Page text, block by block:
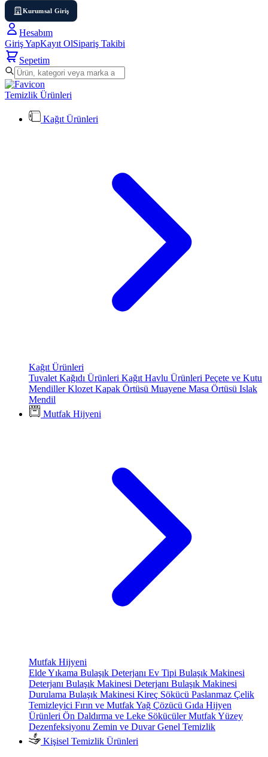
Kurumsal Giriş
Hesabım
Giriş YapKayıt OlSipariş Takibi
Sepetim
Temizlik Ürünleri
Kağıt Ürünleri
Kağıt Ürünleri
Tuvalet Kağıdı Ürünleri Kağıt Havlu Ürünleri Peçete ve Kutu
MendillerKlozet Kapak Örtüsü Muayene Masa Örtüsü Islak
Mendil
Mutfak Hijyeni
Mutfak Hijyeni
Elde Yıkama Bulaşık Deterjanı Ev Tipi Bulaşık Makinesi
Deterjanı Bulaşık Makinesi Deterjanı Bulaşık Makinesi
Durulama Bulaşık Makinesi Kireç Sökücü Paslanmaz Çelik
Temizleyici Fırın ve Mutfak Yağ Çözücü Gıda Hijyen
Ürünleri Ön Daldırma ve Leke SökücülerMutfak Yüzey
Dezenfeksiyonu Zemin ve Duvar Genel Temizlik
Kişisel Temizlik Ürünleri